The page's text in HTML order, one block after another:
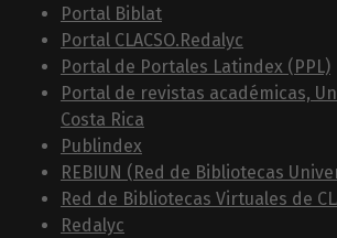
Portal Biblat
Portal CLACSO.Redalyc
Portal de Portales Latindex (PPL)
Portal de revistas académicas,
Costa Rica
Publindex
REBIUN (Red de Bibliotecas
Red de Bibliotecas Virtuales de
Redalyc